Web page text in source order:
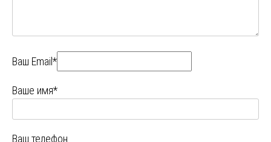
Ваш Email*
Ваше имя*
Ваш телефон